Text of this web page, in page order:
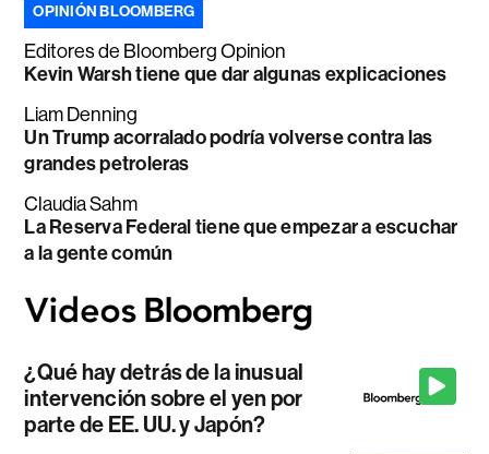
OPINIÓN BLOOMBERG
Editores de Bloomberg Opinion
Kevin Warsh tiene que dar algunas explicaciones
Liam Denning
Un Trump acorralado podría volverse contra las
grandes petroleras
Claudia Sahm
La Reserva Federal tiene que empezar a escuchar
a la gente común
¿Qué hay detrás de la inusual
intervención sobre el yen por
parte de EE. UU. y Japón?